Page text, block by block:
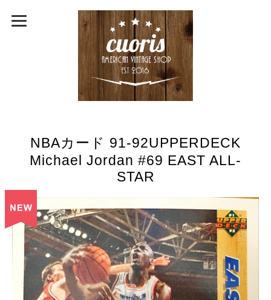
NBAカード 91-92UPPERDECK
Michael Jordan #69 EAST ALL-
STAR